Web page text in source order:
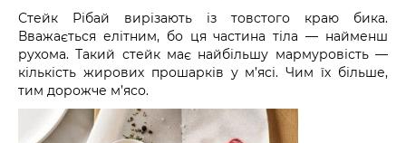
Стейк Рібай вирізають із товстого краю бика.
Вважається елітним, бо ця частина тіла — найменш
рухома. Такий стейк має найбільшу мармуровість —
кількість жирових прошарків у м’ясі. Чим їх більше,
тим дорожче м’ясо.